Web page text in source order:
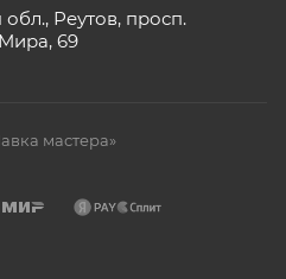
Реутов, просп.
Мира, 69
мастера»